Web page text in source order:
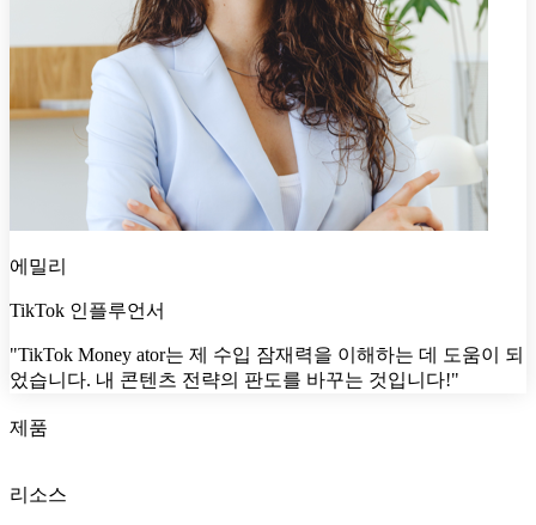
에밀리
TikTok 인플루언서
"TikTok Money ator는 제 수입 잠재력을 이해하는 데 도움이 되
었습니다. 내 콘텐츠 전략의 판도를 바꾸는 것입니다!"
제품
리소스